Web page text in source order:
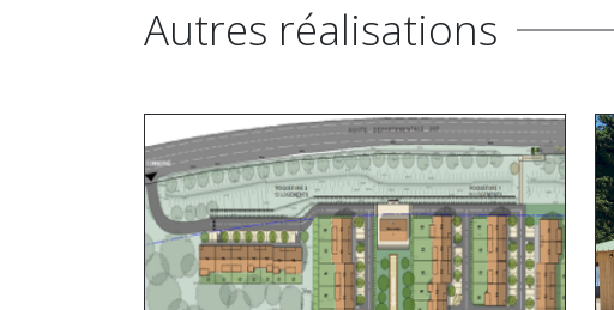
Autres réalisations